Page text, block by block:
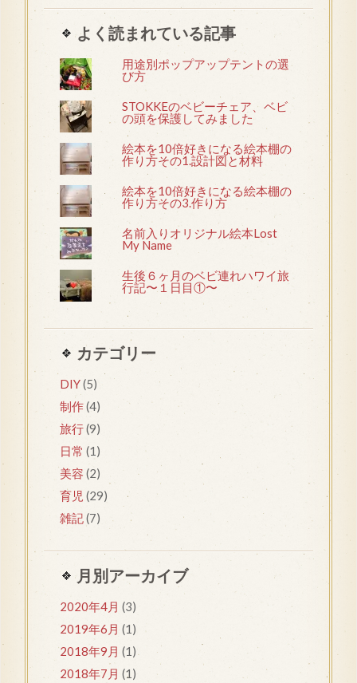
よく読まれている記事
用途別ポップアップテントの選
び方
STOKKEのベビーチェア、ベビ
の頭を保護してみました
絵本を10倍好きになる絵本棚の
作り方その1.設計図と材料
絵本を10倍好きになる絵本棚の
作り方その3.作り方
名前入りオリジナル絵本Lost
My Name
生後６ヶ月のベビ連れハワイ旅
行記〜１日目①〜
カテゴリー
DIY(5)
制作(4)
旅行(9)
日常 (1)
美容 (2)
育児 (29)
雑記(7)
月別アーカイブ
2020年4月 (3)
2019年6月 (1)
2018年9月 (1)
2018年7月 (1)